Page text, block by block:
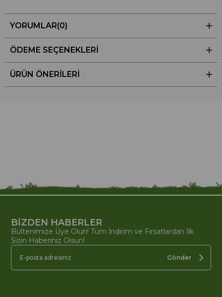
YORUMLAR(0)
ÖDEME SEÇENEKLERI
ÜRÜN ÖNERILERI
BİZDEN HABERLER
Bültenimize Üye Olun! Tüm İndirim ve Fırsatlardan İlk
Sizin Haberiniz Olsun!
Gönder